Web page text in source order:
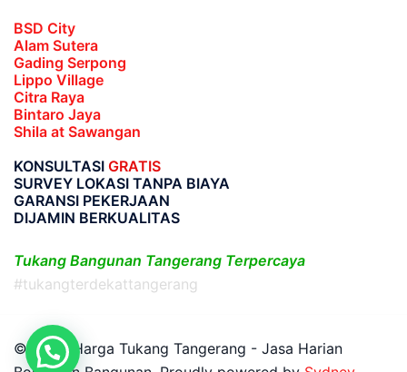
BSD City
Alam Sutera
Gading Serpong
Lippo Village
Citra Raya
Bintaro Jaya
Shila at Sawangan
KONSULTASI GRATIS
SURVEY LOKASI TANPA BIAYA
GARANSI PEKERJAAN
DIJAMIN BERKUALITAS
Tukang Bangunan Tangerang Terpercaya
#tukangterdekattangerang
© 2026 Harga Tukang Tangerang - Jasa Harian